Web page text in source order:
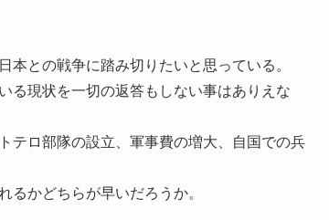
との戦争に踏み切りたいと思っている。
る現状を一切の返答もしない事はありえな
テロ部隊の設立、軍事費の増大、自国での兵
るかどちらが早いだろうか。